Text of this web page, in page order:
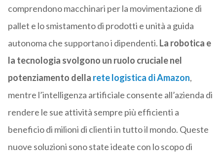
comprendono macchinari per la movimentazione di
pallet e lo smistamento di prodotti e unità a guida
autonoma che supportano i dipendenti. La robotica e
la tecnologia svolgono un ruolo cruciale nel
potenziamento della rete logistica di Amazon,
mentre l’intelligenza artificiale consente all’azienda di
rendere le sue attività sempre più efficienti a
beneficio di milioni di clienti in tutto il mondo. Queste
nuove soluzioni sono state ideate con lo scopo di